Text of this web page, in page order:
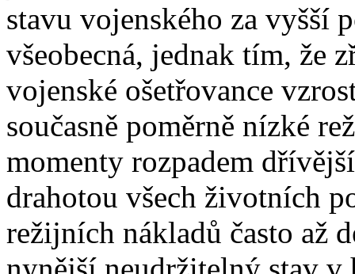
stavu vojenského za vyšší
všeobecná, jednak tím, že
vojenské ošetřovance
současně poměrně nízké
momenty rozpadem
drahotou všech životních
režijních nákladů často až